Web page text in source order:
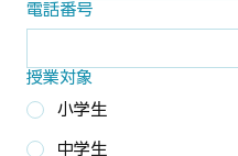
電話番号
授業対象
小学生
中学生